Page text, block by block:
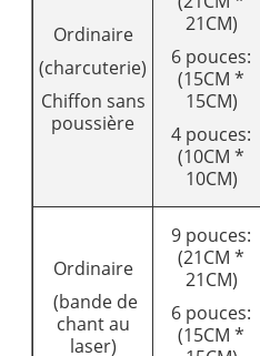
Ordinaire
(charcuterie)
Chiffon sans
poussière
21CM)
6 pouces:
(15CM *
15CM)
4 pouces:
(10CM *
10CM)
Ordinaire
(bande de
chant au
laser)
9 pouces:
(21CM *
21CM)
6 pouces:
(15CM *